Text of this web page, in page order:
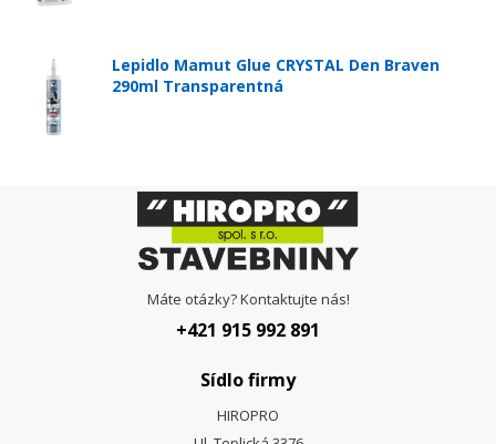
Lepidlo Mamut Glue CRYSTAL Den Braven
290ml Transparentná
Máte otázky? Kontaktujte nás!
+421 915 992 891
Sídlo firmy
HIROPRO